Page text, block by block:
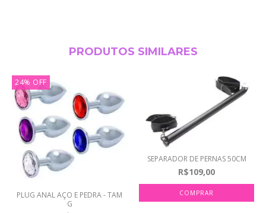
PRODUTOS SIMILARES
24% OFF
PLUG ANAL AÇO E PEDRA - TAM
G
SEPARADOR DE PERNAS 50CM
R$109,00